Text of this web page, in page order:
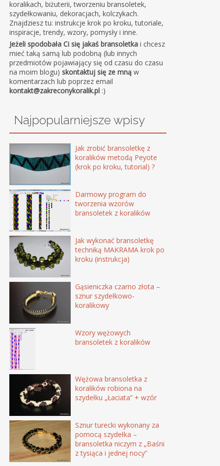
koralikach, biżuterii, tworzeniu bransoletek,
szydełkowaniu, dekoracjach, kolczykach.
Znajdziesz tu: instrukcje krok po kroku, tutoriale,
inspiracje, trendy, wzory, pomysły i inne.
Jeżeli spodobała Ci się jakaś bransoletka i chcesz
mieć taką samą lub podobną (lub innych
przedmiotów pojawiający się od czasu do czasu
na moim blogu)skontaktuj się ze mną w
komentarzach lub poprzez email
kontakt@zakreconykoralik.pl :)
Najpopularniejsze wpisy
Jak zrobić bransoletkę z
koralików metodą Peyote
(krok po kroku, tutorial) ?
Darmowy program do
tworzenia wzorów
bransoletek z koralików
Jak wykonać bransoletkę
techniką MAKRAMA krok po
kroku (instrukcja)
Gąsieniczka czarno złota –
sznur szydełkowo-
koralikowy
Wzory wężowych
bransoletek z koralików
Wężowa bransoletka z
koralików robiona na
szydełku „Łaciata” + wzór
Sznur turecki wykonany za
pomocą szydełka –
bransoletka niczym z „Baśni
z tysiąca i jednej nocy”